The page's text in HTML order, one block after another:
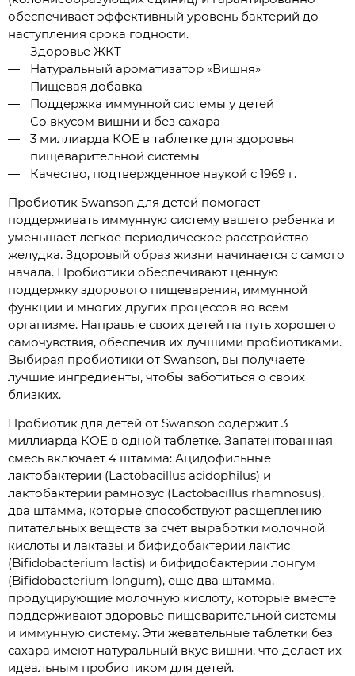
обеспечивает эффективный уровень бактерий до
наступления срока годности.
Здоровье ЖКТ
Натуральный ароматизатор «Вишня»
Пищевая добавка
Поддержка иммунной системы у детей
Со вкусом вишни и без сахара
3 миллиарда КОЕ в таблетке для здоровья
пищеварительной системы
Качество, подтвержденное наукой с 1969 г.
Пробиотик Swanson для детей помогает
поддерживать иммунную систему вашего ребенка и
уменьшает легкое периодическое расстройство
желудка. Здоровый образ жизни начинается с самого
начала. Пробиотики обеспечивают ценную
поддержку здорового пищеварения, иммунной
функции и многих других процессов во всем
организме. Направьте своих детей на путь хорошего
самочувствия, обеспечив их лучшими пробиотиками.
Выбирая пробиотики от Swanson, вы получаете
лучшие ингредиенты, чтобы заботиться о своих
близких.
Пробиотик для детей от Swanson содержит 3
миллиарда КОЕ в одной таблетке. Запатентованная
смесь включает 4 штамма: Ацидофильные
лактобактерии (Lactobacillus acidophilus) и
лактобактерии рамнозус (Lactobacillus rhamnosus),
два штамма, которые способствуют расщеплению
питательных веществ за счет выработки молочной
кислоты и лактазы и бифидобактерии лактис
(Bifidobacterium lactis) и бифидобактерии лонгум
(Bifidobacterium longum), еще два штамма,
продуцирующие молочную кислоту, которые вместе
поддерживают здоровье пищеварительной системы
и иммунную систему. Эти жевательные таблетки без
сахара имеют натуральный вкус вишни, что делает их
идеальным пробиотиком для детей.